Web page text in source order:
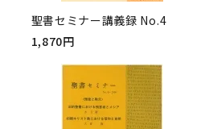
聖書セミナー講義録 No.4
1,870円